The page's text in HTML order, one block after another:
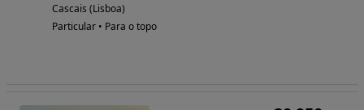
Cascais (Lisboa)
Particular • Para o topo